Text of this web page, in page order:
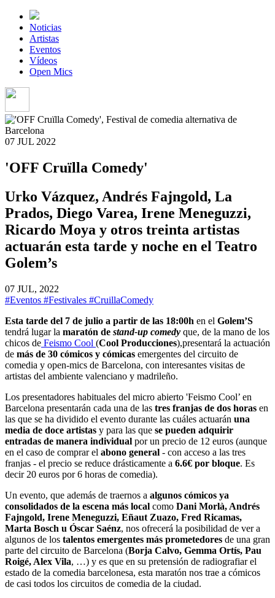
Noticias
Artistas
Eventos
Vídeos
Open Mics
07 JUL 2022
'OFF Cruïlla Comedy'
Urko Vázquez, Andrés Fajngold, La
Prados, Diego Varea, Irene Meneguzzi,
Ricardo Moya y otros treinta artistas
actuarán esta tarde y noche en el Teatro
Golem’s
07 JUL, 2022
#Eventos #Festivales #CruillaComedy
Esta tarde del 7 de julio a partir de las 18:00h en el Golem’S
tendrá lugar la maratón de stand-up comedy que, de la mano de los
chicos de Feismo Cool (Cool Producciones),presentará la actuación
de más de 30 cómicos y cómicas emergentes del circuito de
comedia y open-mics de Barcelona, con interesantes visitas de
artistas del ambiente valenciano y madrileño.
Los presentadores habituales del micro abierto 'Feismo Cool’ en
Barcelona presentarán cada una de las tres franjas de dos horas en
las que se ha dividido el evento durante las cuáles actuarán una
media de doce artistas y para las que se pueden adquirir
entradas de manera individual por un precio de 12 euros (aunque
en el caso de comprar el abono general - con acceso a las tres
franjas - el precio se reduce drásticamente a 6.6€ por bloque. Es
decir 20 euros por 6 horas de comedia).
Un evento, que además de traernos a algunos cómicos ya
consolidados de la escena más local como Dani Morlà, Andrés
Fajngold, Irene Meneguzzi, Eñaut Zuazo, Fred Ricamas,
Marta Bosch u Óscar Saénz, nos ofrecerá la posibilidad de ver a
algunos de los talentos emergentes más prometedores de una gran
parte del circuito de Barcelona (Borja Calvo, Gemma Ortís, Pau
Roigé, Alex Vila, …) y es que en su pretensión de radiografiar el
estado de la comedia barcelonesa, esta maratón nos trae a cómicos
de casi todos los circuitos de comedia de la ciudad.